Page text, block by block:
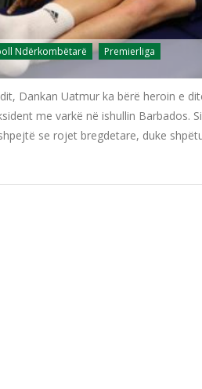
Ndërkombëtarë Premierliga
Dankan Uatmur ka bërë heroin e
me varkë në ishullin Barbados.
se rojet bregdetare, duke